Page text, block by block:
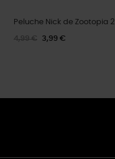
Peluche Nick de Zootopia 2
4,99 € 3,99 €